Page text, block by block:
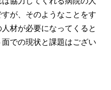
が、そのようなことをす
材が必要になってくると
での現状と課題はござい